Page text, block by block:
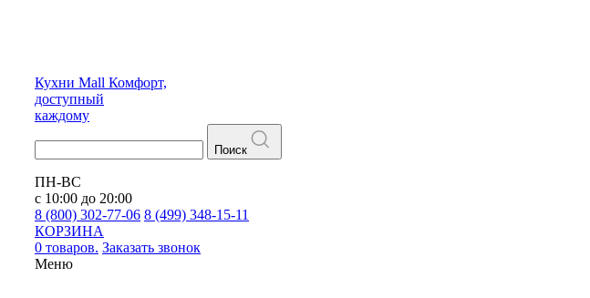
Кухни Mall Комфорт,
доступный
каждому
Поиск
ПН-ВС
с 10:00 до 20:00
8 (800) 302-77-06 8 (499) 348-15-11
КОРЗИНА
0 товаров. Заказать звонок
Меню